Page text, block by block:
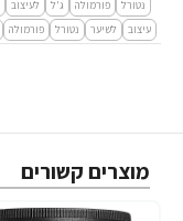
נטורל פורמולה ג'ל לעיצוב
עיצוב
לשיער נטורל פורמולה
מוצרים קשורים